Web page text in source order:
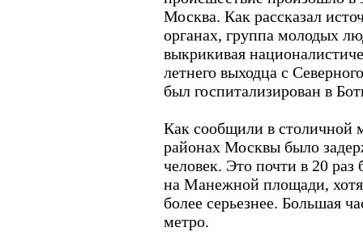
Москва. Как рассказал
органах, группа молодых
выкрикивая
летнего выходца с
был госпитализирован в
Как сообщили в столичной
районах Москвы было
человек. Это почти в 20
на Манежной площади, хотя
более серьезнее. Большая
метро.